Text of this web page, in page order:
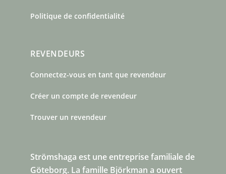
Strömshaga est une entreprise familiale de
Göteborg. La famille Björkman a ouvert
Politique de confidentialité
REVENDEURS
Connectez-vous en tant que revendeur
Créer un compte de revendeur
Trouver un revendeur